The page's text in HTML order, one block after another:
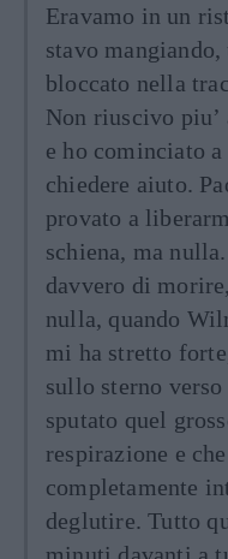
Eravamo in un
stavo
bloccato nella
Non riuscivo piu’
e ho cominciato
chiedere aiuto.
provato a
schiena, ma
davvero di
nulla, quando
mi ha stretto
sullo sterno
sputato quel
respirazione e
completamente
deglutire. Tutto